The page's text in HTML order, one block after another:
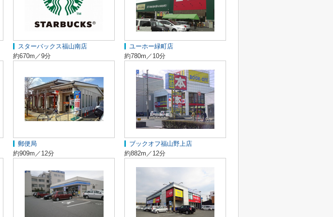
スターバックス福山南店
約670m／9分
ユーホー緑町店
約780m／10分
郵便局
約909m／12分
ブックオフ福山野上店
約882m／12分